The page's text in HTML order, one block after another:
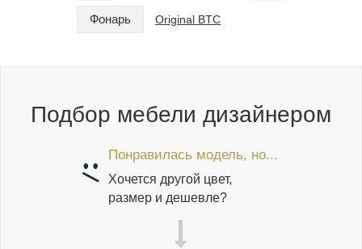
Фонарь Original BTC
Подбор мебели дизайнером
Понравилась модель, но...
Хочется другой цвет,
размер и дешевле?